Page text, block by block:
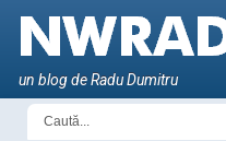
un blog de Radu Dumitru